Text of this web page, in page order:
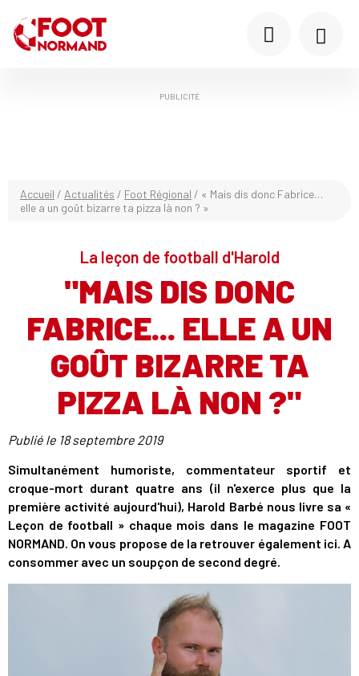
PUBLICITÉ
Accueil / Actualités / Foot Régional / « Mais dis donc Fabrice…
elle a un goût bizarre ta pizza là non ? »
La leçon de football d'Harold
"MAIS DIS DONC
FABRICE... ELLE A UN
GOÛT BIZARRE TA
PIZZA LÀ NON ?"
Publié le 18 septembre 2019
Simultanément humoriste, commentateur sportif et
croque-mort durant quatre ans (il n'exerce plus que la
première activité aujourd'hui), Harold Barbé nous livre sa «
Leçon de football » chaque mois dans le magazine FOOT
NORMAND. On vous propose de la retrouver également ici. A
consommer avec un soupçon de second degré.